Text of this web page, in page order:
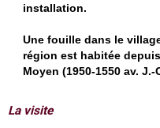
installation.
Une fouille dans le
région est habitée
Moyen (1950-1550 av.
La visite